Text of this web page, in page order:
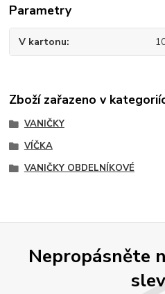
Parametry
V kartonu
Zboží zařazeno v
VANIČKY
VÍČKA
VANIČKY OBDELNÍKOVÉ
Nepropásněte